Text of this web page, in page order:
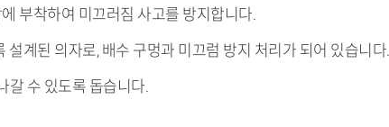
부착하여 미끄러짐 사고를 방지합니다.
계된 의자로, 배수 구멍과 미끄럼 방지 처리가 되어 있습니다.
갈 수 있도록 돕습니다.